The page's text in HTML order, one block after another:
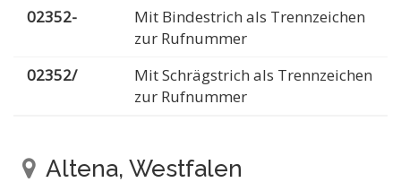
02352-
Mit Bindestrich als Trennzeichen
zur Rufnummer
02352/
Mit Schrägstrich als Trennzeichen
zur Rufnummer
Altena, Westfalen